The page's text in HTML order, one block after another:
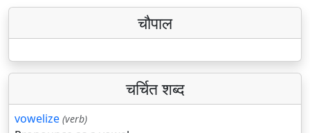
चौपाल
चर्चित शब्द
vowelize (verb)